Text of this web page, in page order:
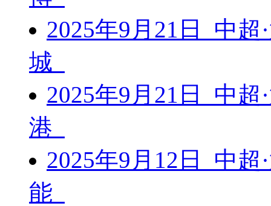
2025年9月21日 中
城
2025年9月21日 中
港
2025年9月12日 中
能